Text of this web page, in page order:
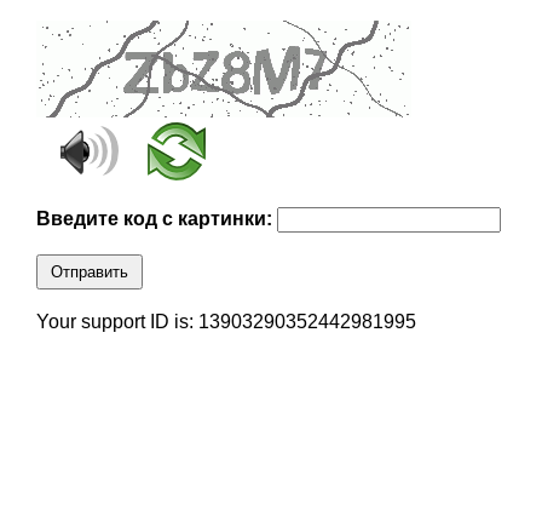
Введите код с картинки:
Отправить
Your support ID is: 13903290352442981995